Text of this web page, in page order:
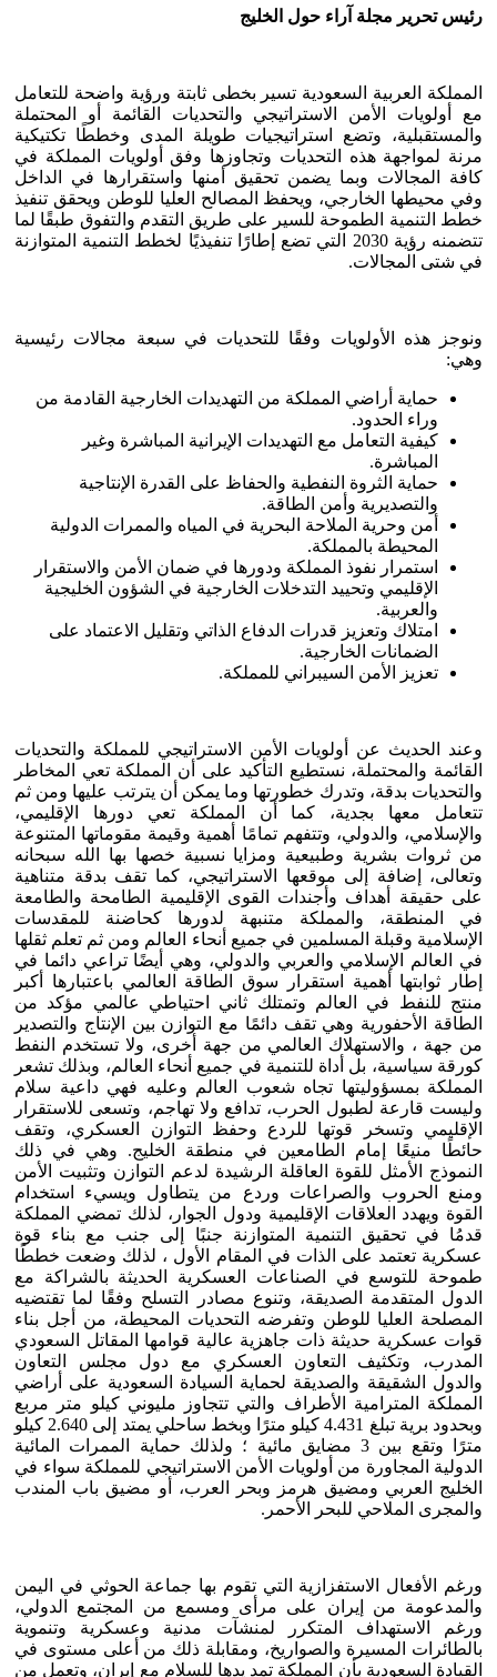
رئيس تحرير مجلة آراء حول الخليج
المملكة العربية السعودية تسير بخطى ثابتة ورؤية واضحة للتعامل
مع أولويات الأمن الاستراتيجي والتحديات القائمة أو المحتملة
والمستقبلية، وتضع استراتيجيات طويلة المدى وخططًا تكتيكية
مرنة لمواجهة هذه التحديات وتجاوزها وفق أولويات المملكة في
كافة المجالات وبما يضمن تحقيق أمنها واستقرارها في الداخل
وفي محيطها الخارجي، ويحفظ المصالح العليا للوطن ويحقق تنفيذ
خطط التنمية الطموحة للسير على طريق التقدم والتفوق طبقًا لما
تتضمنه رؤية 2030 التي تضع إطارًا تنفيذيًا لخطط التنمية المتوازنة
في شتى المجالات.
ونوجز هذه الأولويات وفقًا للتحديات في سبعة مجالات رئيسية
وهي:
حماية أراضي المملكة من التهديدات الخارجية القادمة من
وراء الحدود.
كيفية التعامل مع التهديدات الإيرانية المباشرة وغير
المباشرة.
حماية الثروة النفطية والحفاظ على القدرة الإنتاجية
والتصديرية وأمن الطاقة.
أمن وحرية الملاحة البحرية في المياه والممرات الدولية
المحيطة بالمملكة.
استمرار نفوذ المملكة ودورها في ضمان الأمن والاستقرار
الإقليمي وتحييد التدخلات الخارجية في الشؤون الخليجية
والعربية.
امتلاك وتعزيز قدرات الدفاع الذاتي وتقليل الاعتماد على
الضمانات الخارجية.
تعزيز الأمن السيبراني للمملكة.
وعند الحديث عن أولويات الأمن الاستراتيجي للمملكة والتحديات
القائمة والمحتملة، نستطيع التأكيد على أن المملكة تعي المخاطر
والتحديات بدقة، وتدرك خطورتها وما يمكن أن يترتب عليها ومن ثم
تتعامل معها بجدية، كما أن المملكة تعي دورها الإقليمي،
والإسلامي، والدولي، وتتفهم تمامًا أهمية وقيمة مقوماتها المتنوعة
من ثروات بشرية وطبيعية ومزايا نسبية خصها بها الله سبحانه
وتعالى، إضافة إلى موقعها الاستراتيجي، كما تقف بدقة متناهية
على حقيقة أهداف وأجندات القوى الإقليمية الطامحة والطامعة
في المنطقة، والمملكة متنبهة لدورها كحاضنة للمقدسات
الإسلامية وقبلة المسلمين في جميع أنحاء العالم ومن ثم تعلم ثقلها
في العالم الإسلامي والعربي والدولي، وهي أيضًا تراعي دائما في
إطار ثوابتها أهمية استقرار سوق الطاقة العالمي باعتبارها أكبر
منتج للنفط في العالم وتمتلك ثاني احتياطي عالمي مؤكد من
الطاقة الأحفورية وهي تقف دائمًا مع التوازن بين الإنتاج والتصدير
من جهة ، والاستهلاك العالمي من جهة أخرى، ولا تستخدم النفط
كورقة سياسية، بل أداة للتنمية في جميع أنحاء العالم، وبذلك تشعر
المملكة بمسؤوليتها تجاه شعوب العالم وعليه فهي داعية سلام
وليست قارعة لطبول الحرب، تدافع ولا تهاجم، وتسعى للاستقرار
الإقليمي وتسخر قوتها للردع وحفظ التوازن العسكري، وتقف
حائطًا منيعًا إمام الطامعين في منطقة الخليج. وهي في ذلك
النموذج الأمثل للقوة العاقلة الرشيدة لدعم التوازن وتثبيت الأمن
ومنع الحروب والصراعات وردع من يتطاول ويسيء استخدام
القوة ويهدد العلاقات الإقليمية ودول الجوار، لذلك تمضي المملكة
قدمُا في تحقيق التنمية المتوازنة جنبًا إلى جنب مع بناء قوة
عسكرية تعتمد على الذات في المقام الأول ، لذلك وضعت خططًا
طموحة للتوسع في الصناعات العسكرية الحديثة بالشراكة مع
الدول المتقدمة الصديقة، وتنوع مصادر التسلح وفقًا لما تقتضيه
المصلحة العليا للوطن وتفرضه التحديات المحيطة، من أجل بناء
قوات عسكرية حديثة ذات جاهزية عالية قوامها المقاتل السعودي
المدرب، وتكثيف التعاون العسكري مع دول مجلس التعاون
والدول الشقيقة والصديقة لحماية السيادة السعودية على أراضي
المملكة المترامية الأطراف والتي تتجاوز مليوني كيلو متر مربع
وبحدود برية تبلغ 4.431 كيلو مترًا وبخط ساحلي يمتد إلى 2.640 كيلو
مترًا وتقع بين 3 مضايق مائية ؛ ولذلك حماية الممرات المائية
الدولية المجاورة من أولويات الأمن الاستراتيجي للمملكة سواء في
الخليج العربي ومضيق هرمز وبحر العرب، أو مضيق باب المندب
والمجرى الملاحي للبحر الأحمر.
ورغم الأفعال الاستفزازية التي تقوم بها جماعة الحوثي في اليمن
والمدعومة من إيران على مرأى ومسمع من المجتمع الدولي،
ورغم الاستهداف المتكرر لمنشآت مدنية وعسكرية وتنموية
بالطائرات المسيرة والصواريخ، ومقابلة ذلك من أعلى مستوى في
القيادة السعودية بأن المملكة تمد يدها للسلام مع إيران، وتعمل من